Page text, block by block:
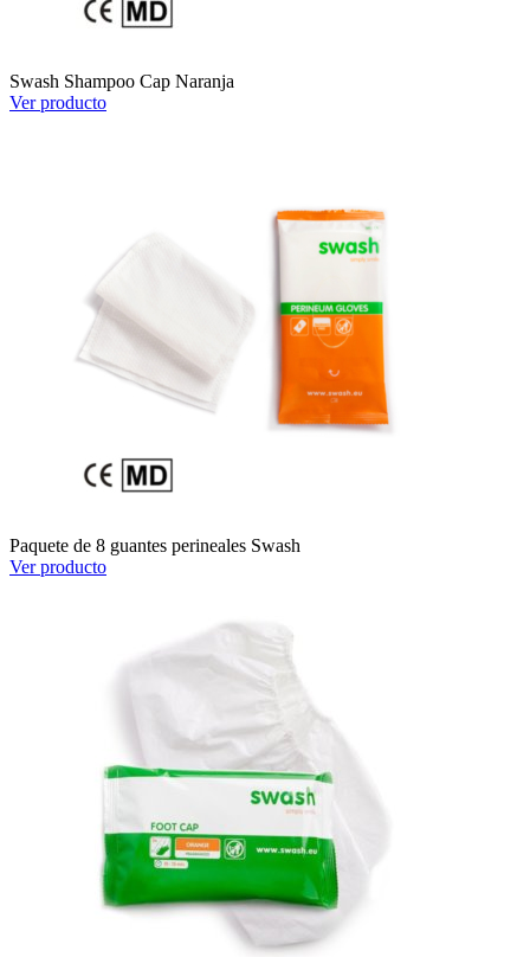
Swash Shampoo Cap Naranja
Ver producto
Paquete de 8 guantes perineales Swash
Ver producto